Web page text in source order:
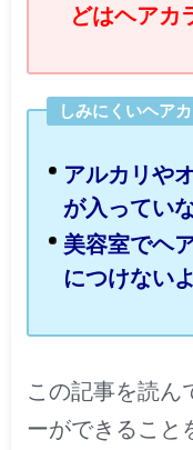
どはヘアカ
しみにくいヘア
アルカリや
が入ってい
美容室でヘ
につけない
この記事を読ん
ーができること